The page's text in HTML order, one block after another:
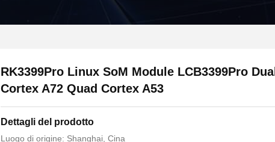
RK3399Pro Linux SoM Module LCB3399Pro Dual
Cortex A72 Quad Cortex A53
Dettagli del prodotto
Luogo di origine: Shanghai, Cina